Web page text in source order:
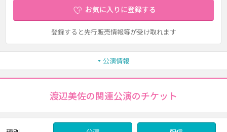
お気に入りに登録する
登録すると先行販売情報等が受け取れます
公演情報
渡辺美佐の関連公演のチケット